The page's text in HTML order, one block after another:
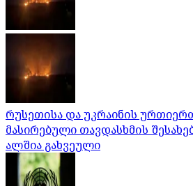
რუსეთისა და უკრაინის
მასირებული თავდასხმის
ალშია გახვეული